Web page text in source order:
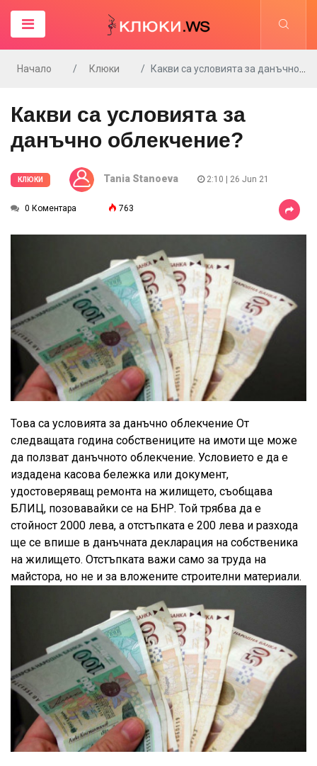
Начало Клюки Какви са условията за данъчно облекчение?
Какви са условията за
данъчно облекчение?
КЛЮКИ Tania Stanoeva 2:10 | 26 Jun 21
0 Коментара 763
Това са условията за данъчно облекчение От
следващата година собствениците на имоти ще може
да ползват данъчното облекчение. Условието е да е
издадена касова бележка или документ,
удостоверяващ ремонта на жилището, съобщава
БЛИЦ, позовавайки се на БНР. Той трябва да е
стойност 2000 лева, а отстъпката е 200 лева и разхода
ще се впише в данъчната декларация на собственика
на жилището. Отстъпката важи само за труда на
майстора, но не и за вложените строителни материали.